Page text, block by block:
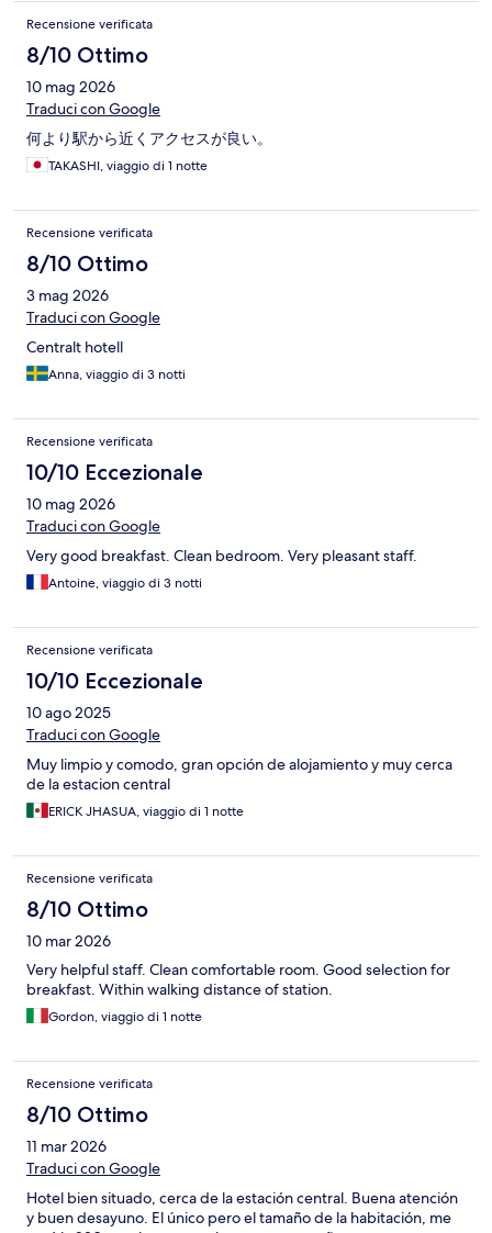
Recensione verificata
8/10 Ottimo
10 mag 2026
Traduci con Google
何より駅から近くアクセスが良い。
TAKASHI, viaggio di 1 notte
Recensione verificata
8/10 Ottimo
3 mag 2026
Traduci con Google
Centralt hotell
Anna, viaggio di 3 notti
Recensione verificata
10/10 Eccezionale
10 mag 2026
Traduci con Google
Very good breakfast. Clean bedroom. Very pleasant staff.
Antoine, viaggio di 3 notti
Recensione verificata
10/10 Eccezionale
10 ago 2025
Traduci con Google
Muy limpio y comodo, gran opción de alojamiento y muy cerca
de la estacion central
ERICK JHASUA, viaggio di 1 notte
Recensione verificata
8/10 Ottimo
10 mar 2026
Very helpful staff. Clean comfortable room. Good selection for
breakfast. Within walking distance of station.
Gordon, viaggio di 1 notte
Recensione verificata
8/10 Ottimo
11 mar 2026
Traduci con Google
Hotel bien situado, cerca de la estación central. Buena atención
y buen desayuno. El único pero el tamaño de la habitación, me